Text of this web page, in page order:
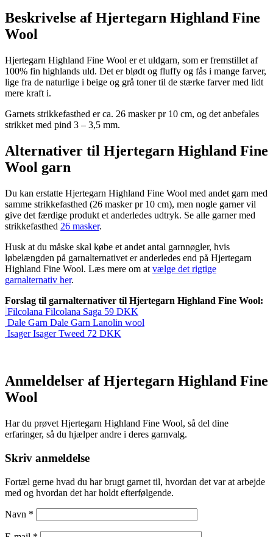
Beskrivelse af Hjertegarn Highland Fine
Wool
Hjertegarn Highland Fine Wool er et uldgarn, som er fremstillet af
100% fin highlands uld. Det er blødt og fluffy og fås i mange farver,
lige fra de naturlige i beige og grå toner til de stærke farver med lidt
mere kraft i.
Garnets strikkefasthed er ca. 26 masker pr 10 cm, og det anbefales
strikket med pind 3 – 3,5 mm.
Alternativer til Hjertegarn Highland Fine
Wool garn
Du kan erstatte Hjertegarn Highland Fine Wool med andet garn med
samme strikkefasthed (26 masker pr 10 cm), men nogle garner vil
give det færdige produkt et anderledes udtryk. Se alle garner med
strikkefasthed 26 masker.
Husk at du måske skal købe et andet antal garnnøgler, hvis
løbelængden på garnalternativet er anderledes end på Hjertegarn
Highland Fine Wool. Læs mere om at vælge det rigtige
garnalternativ her.
Forslag til garnalternativer til Hjertegarn Highland Fine Wool:
Filcolana Filcolana Saga 59 DKK
Dale Garn Dale Garn Lanolin wool
Isager Isager Tweed 72 DKK
Anmeldelser af Hjertegarn Highland Fine
Wool
Har du prøvet Hjertegarn Highland Fine Wool, så del dine
erfaringer, så du hjælper andre i deres garnvalg.
Skriv anmeldelse
Fortæl gerne hvad du har brugt garnet til, hvordan det var at arbejde
med og hvordan det har holdt efterfølgende.
Navn *